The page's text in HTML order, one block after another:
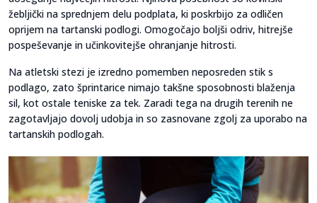
žebljički na sprednjem delu podplata, ki poskrbijo za odličen
oprijem na tartanski podlogi. Omogočajo boljši odriv, hitrejše
pospeševanje in učinkovitejše ohranjanje hitrosti.
Na atletski stezi je izredno pomemben neposreden stik s
podlago, zato šprintarice nimajo takšne sposobnosti blaženja
sil, kot ostale teniske za tek. Zaradi tega na drugih terenih ne
zagotavljajo dovolj udobja in so zasnovane zgolj za uporabo na
tartanskih podlogah.